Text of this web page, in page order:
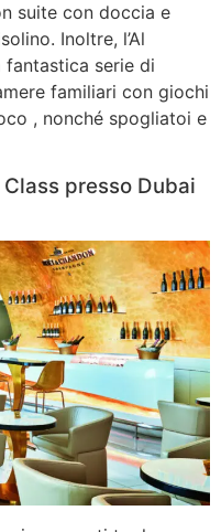
suite con doccia e
Inoltre, l’Al
fantastica serie di
familiari con giochi
, nonché spogliatoi e
presso Dubai